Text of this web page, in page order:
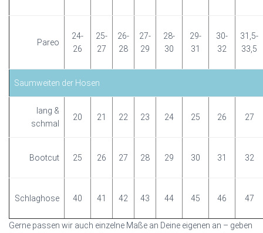
Pareo
24-
26
25-
27
26-
28
27-
29
28-
30
29-
31
30-
32
31,5-
33,5
Saumweiten der Hosen
lang &
schmal
20 21 22 23 24 25 26 27
Bootcut 25 26 27 28 29 30 31 32
Schlaghose 40 41 42 43 44 45 46 47
Gerne passen wir auch einzelne Maße an Deine eigenen an – geben